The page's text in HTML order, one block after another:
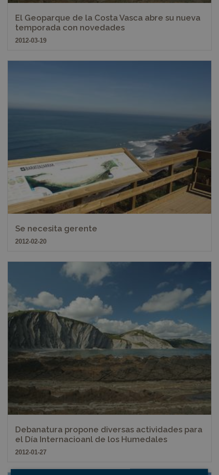
El Geoparque de la Costa Vasca abre su nueva
temporada con novedades
2012-03-19
Se necesita gerente
2012-02-20
Debanatura propone diversas actividades para
el Día Internacioanl de los Humedales
2012-01-27